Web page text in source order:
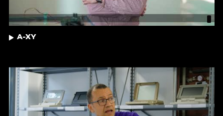
A-XY